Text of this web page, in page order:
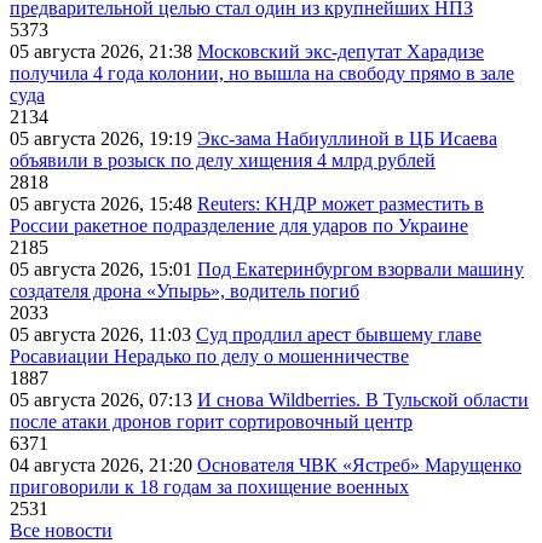
предварительной целью стал один из крупнейших НПЗ
5373
05 августа 2026, 21:38 Московский экс-депутат Харадизе
получила 4 года колонии, но вышла на свободу прямо в зале
суда
2134
05 августа 2026, 19:19 Экс-зама Набиуллиной в ЦБ Исаева
объявили в розыск по делу хищения 4 млрд рублей
2818
05 августа 2026, 15:48 Reuters: КНДР может разместить в
России ракетное подразделение для ударов по Украине
2185
05 августа 2026, 15:01 Под Екатеринбургом взорвали машину
создателя дрона «Упырь», водитель погиб
2033
05 августа 2026, 11:03 Суд продлил арест бывшему главе
Росавиации Нерадько по делу о мошенничестве
1887
05 августа 2026, 07:13 И снова Wildberries. В Тульской области
после атаки дронов горит сортировочный центр
6371
04 августа 2026, 21:20 Основателя ЧВК «Ястреб» Марущенко
приговорили к 18 годам за похищение военных
2531
Все новости